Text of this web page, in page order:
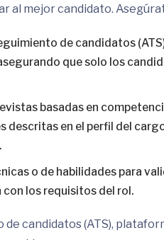
al mejor candidato.
de candidatos
que solo los
basadas en
descritas en el perfil del
o de habilidades para
los requisitos del rol.
candidatos (ATS),